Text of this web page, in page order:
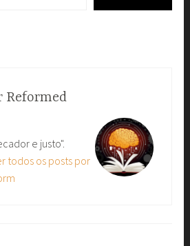
Reformed
e justo".
todos os posts por